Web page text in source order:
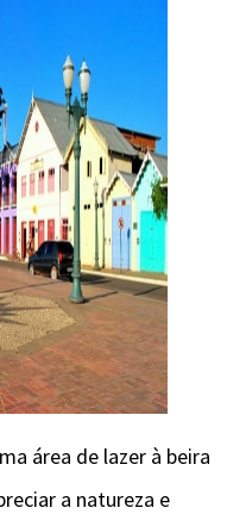
área de lazer à beira
a natureza e